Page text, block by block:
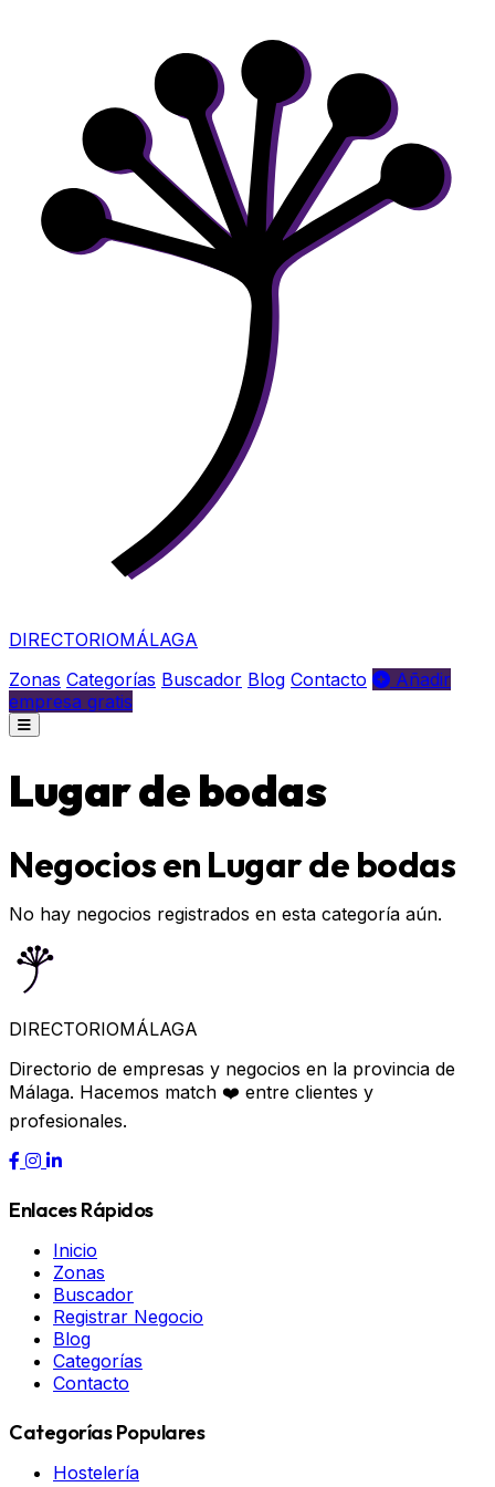
DIRECTORIOMÁLAGA
Zonas Categorías Buscador Blog Contacto
Añadir
empresa gratis
Lugar de bodas
Negocios en Lugar de bodas
No hay negocios registrados en esta categoría aún.
DIRECTORIOMÁLAGA
Directorio de empresas y negocios en la provincia de
Málaga. Hacemos match ❤️ entre clientes y
profesionales.
Enlaces Rápidos
Inicio
Zonas
Buscador
Registrar Negocio
Blog
Categorías
Contacto
Categorías Populares
Hostelería